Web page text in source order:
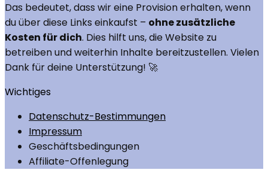
Das bedeutet, dass wir eine Provision erhalten, wenn
du über diese Links einkaufst – ohne zusätzliche
Kosten für dich. Dies hilft uns, die Website zu
betreiben und weiterhin Inhalte bereitzustellen. Vielen
Dank für deine Unterstützung! 🚀
Wichtiges
Datenschutz-Bestimmungen
Impressum
Geschäftsbedingungen
Affiliate-Offenlegung